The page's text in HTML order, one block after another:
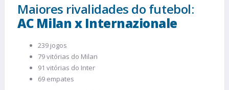
Maiores rivalidades do futebol:
AC Milan x Internazionale
239 jogos
79 vitórias do Milan
91 vitórias do Inter
69 empates